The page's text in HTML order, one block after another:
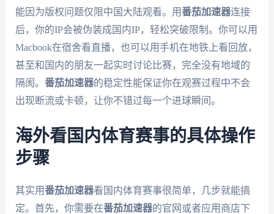
能因为版权问题仅限中国大陆观看。用番茄加速器连接
后，你的IP会被伪装成国内IP，轻松突破限制。你可以用
Macbook在宿舍看直播，也可以用手机在地铁上看回放，
甚至和国内的朋友一起实时讨论比赛，完全没有地域的
隔阂。 番茄加速器的稳定性能保证你在观赛过程中不会
出现断流或卡顿，让你不错过每一个进球瞬间。
海外看国内体育赛事的具体操作
步骤
其实用番茄加速器看国内体育赛事很简单，几步就能搞
定。首先，你需要在番茄加速器的官网或者应用商店下